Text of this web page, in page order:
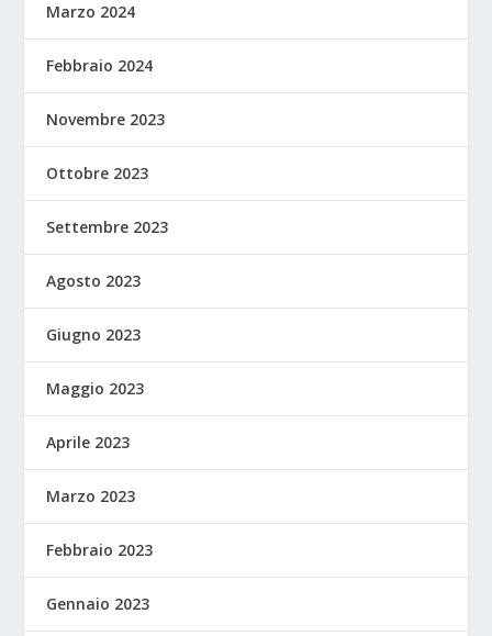
Marzo 2024
Febbraio 2024
Novembre 2023
Ottobre 2023
Settembre 2023
Agosto 2023
Giugno 2023
Maggio 2023
Aprile 2023
Marzo 2023
Febbraio 2023
Gennaio 2023